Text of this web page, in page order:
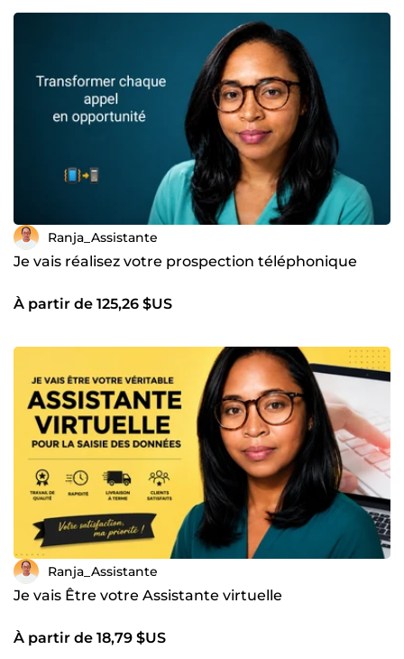
communication) 🚀 Pourquoi me choisir ? ✔ Profil
polyvalent et organisé ✔ Excellente communication et
sens du relationnel ✔ Travail professionnel, soigné et
efficace ✔ Respect des délais et grande réactivité 🎯 Mon
objectif est de vous faire gagner du temps, améliorer votre
relation client et renforcer votre présence en ligne grâce à
des services fiables et créatifs. N’hésitez pas à me
contacter pour discuter de votre projet. Je serai ravie de
Ranja_Assistante
Je vais réalisez votre prospection téléphonique
À partir de 125,26 $US
Ranja_Assistante
Je vais Être votre Assistante virtuelle
À partir de 18,79 $US